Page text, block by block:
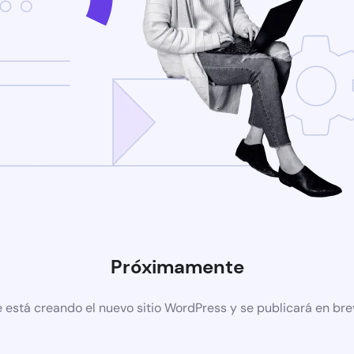
Próximamente
está creando el nuevo sitio WordPress y se publicará en